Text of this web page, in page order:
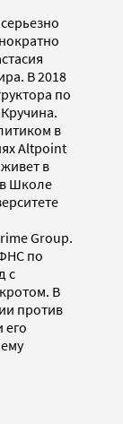
В 2018
по
в
Altpoint
в
в Школе
Group.
по
с
В
против
его